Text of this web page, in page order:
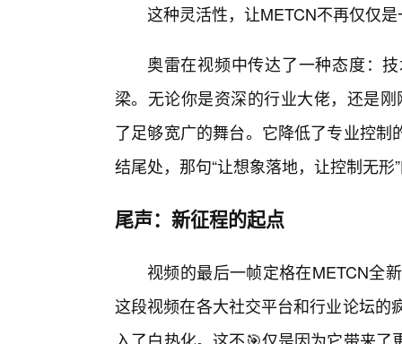
这种灵活性，让METCN不再仅仅
奥雷在视频中传达了一种态度：
梁。无论你是资深的行业大佬，还是
了足够宽广的舞台。它降低了专业控
结尾处，那句“让想象落地，让控制无
尾声：新征程的起点
视频的最后一帧定格在METCN全
这段视频在各大社交平台和行业论坛的
入了白热化。这不🎯仅是因为它带来